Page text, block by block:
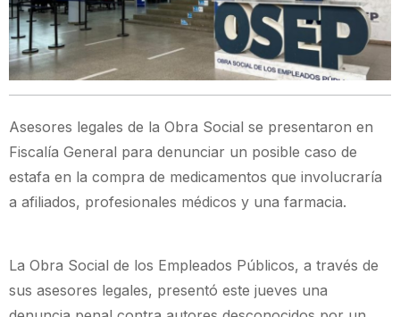
Asesores legales de la Obra Social se presentaron en
Fiscalía General para denunciar un posible caso de
estafa en la compra de medicamentos que involucraría
a afiliados, profesionales médicos y una farmacia.
La Obra Social de los Empleados Públicos, a través de
sus asesores legales, presentó este jueves una